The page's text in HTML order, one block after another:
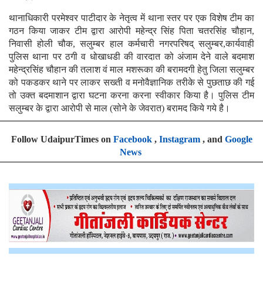
थानाधिकारी परमेश्वर पाटीदार के नेतृत्व में थाना स्तर पर एक विशेष टीम का
गठन किया जाकर टीम द्वारा आरोपी महेन्द्र सिंह पिता चतरसिंह चौहान,
निवासी होली चौक, सलुम्बर हाल कर्मचारी नगरपरिषद् सलुम्बर,कार्यवाही
पुलिस थाना पर ठगी व धोखाधडी की वारदात को अंजाम देने वाले बदमाश
महेन्द्रसिंह चौहान की तलाश वं माल मशरूका की बरामदगी हेतु जिला सलुम्बर
को पकडकर थाने पर लाकर सख्ती व मनोवैज्ञानिक तरीके से पुछताछ की गई
तो उक्त बदमाशान द्वारा घटना करना करना स्वीकार किया है। पुलिस टीम
सलुम्बर के द्वारा आरोपी से माल (सोने के जेवरात) बरामद किये गये है।
Follow UdaipurTimes on Facebook, Instagram, and Google
News